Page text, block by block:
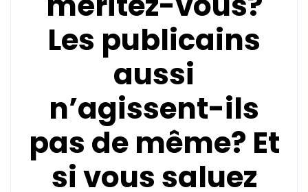
Les publicains
aussi
n’agissent-ils
pas de même? Et
si vous saluez